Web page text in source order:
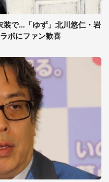
で...「ゆず」北川悠仁・岩
ボにファン歓喜